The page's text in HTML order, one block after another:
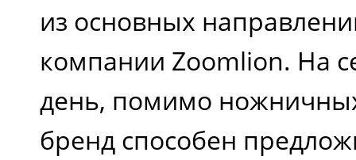
из основных
компании Zoomlion. На
день, помимо
бренд способен